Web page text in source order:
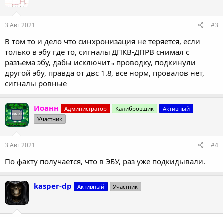
3 Авг 2021 #3
В том то и дело что синхронизация не теряется, если
только в эбу где то, сигналы ДПКВ-ДПРВ снимал с
разъема эбу, дабы исключить проводку, подкинули
другой эбу, правда от двс 1.8, все норм, провалов нет,
сигналы ровные
Иоанн Администратор Калибровщик
Активный
Участник
3 Авг 2021 #4
По факту получается, что в ЭБУ, раз уже подкидывали.
kasper-dp Активный Участник